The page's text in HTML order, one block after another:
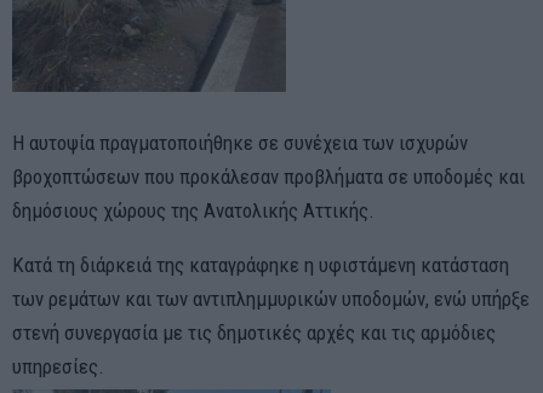
Η αυτοψία πραγματοποιήθηκε σε συνέχεια των ισχυρών
βροχοπτώσεων που προκάλεσαν προβλήματα σε υποδομές και
δημόσιους χώρους της Ανατολικής Αττικής.
Κατά τη διάρκειά της καταγράφηκε η υφιστάμενη κατάσταση
των ρεμάτων και των αντιπλημμυρικών υποδομών, ενώ υπήρξε
στενή συνεργασία με τις δημοτικές αρχές και τις αρμόδιες
υπηρεσίες.